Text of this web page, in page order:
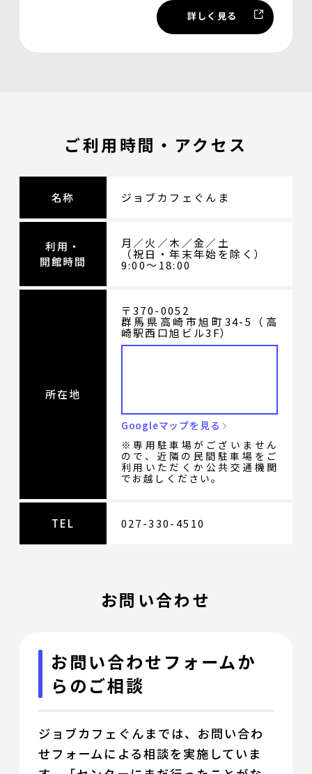
詳しく見る
ご利用時間・アクセス
名称 ジョブカフェぐんま
利用・
開館時間
月／火／木／金／土
（祝日・年末年始を除く）
9:00〜18:00
所在地
〒370-0052
群馬県高崎市旭町34-5（高
崎駅西口旭ビル3F）
Googleマップを見る
※専用駐車場がございません
ので、近隣の民間駐車場をご
利用いただくか公共交通機関
でお越しください。
TEL 027-330-4510
お問い合わせ
お問い合わせフォームか
らのご相談
ジョブカフェぐんまでは、お問い合わ
せフォームによる相談を実施していま